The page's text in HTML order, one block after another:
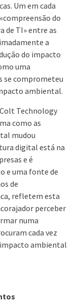
Um em cada
do
de TI» entre as
a
do impacto
uma
se comprometeu
ambiental.
Technology
como as
mudou
digital está na
e é
e uma fonte de
de
refletem esta
perceber
numa
cada vez
ambiental